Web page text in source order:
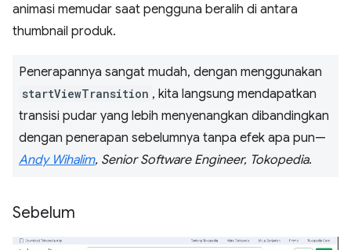
animasi memudar saat pengguna beralih di antara
thumbnail produk.
Penerapannya sangat mudah, dengan menggunakan
startViewTransition , kita langsung mendapatkan
transisi pudar yang lebih menyenangkan dibandingkan
dengan penerapan sebelumnya tanpa efek apa pun—
Andy Wihalim, Senior Software Engineer, Tokopedia.
Sebelum